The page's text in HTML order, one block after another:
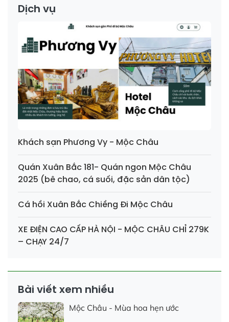
Dịch vụ
Khách sạn Phương Vy - Mộc Châu
Quán Xuân Bắc 181- Quán ngon Mộc Châu
2025 (bê chao, cá suối, đặc sản dân tộc)
Cá hồi Xuân Bắc Chiềng Đi Mộc Châu
XE ĐIỆN CAO CẤP HÀ NỘI - MỘC CHÂU CHỈ 279K
– CHẠY 24/7
Bài viết xem nhiều
Mộc Châu - Mùa hoa hẹn ước